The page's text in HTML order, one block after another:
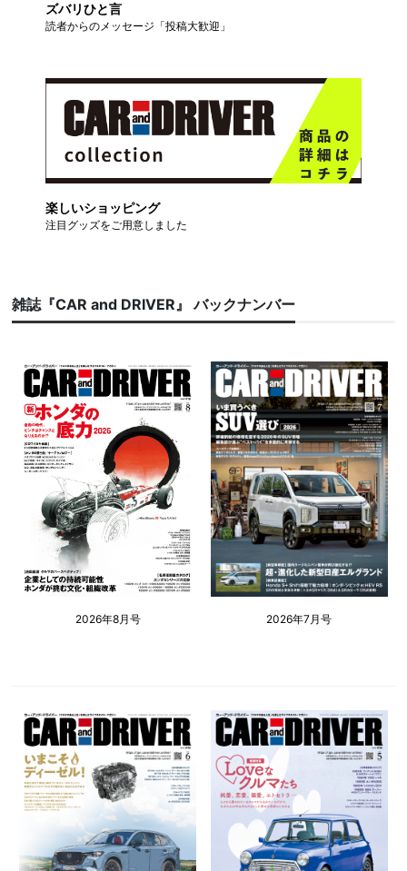
ズバリひと言
読者からのメッセージ「投稿大歓迎」
楽しいショッピング
注目グッズをご用意しました
雑誌『CAR and DRIVER』 バックナンバー
2026年8月号 2026年7月号